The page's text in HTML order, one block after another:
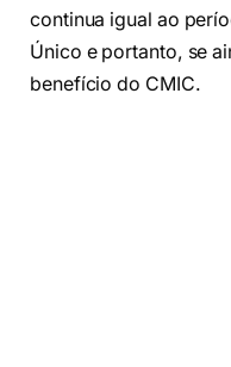
continua igual ao
Único e portanto, se
benefício do CMIC.